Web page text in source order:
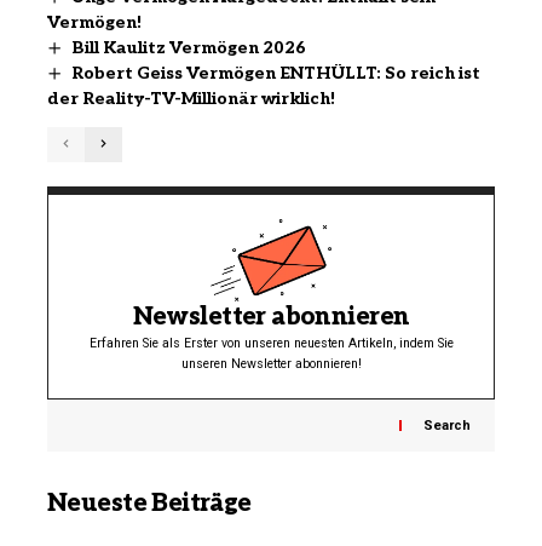
Vermögen!
Bill Kaulitz Vermögen 2026
Robert Geiss Vermögen ENTHÜLLT: So reich ist
der Reality-TV-Millionär wirklich!
Newsletter abonnieren
Erfahren Sie als Erster von unseren neuesten Artikeln, indem Sie
unseren Newsletter abonnieren!
Search
Neueste Beiträge